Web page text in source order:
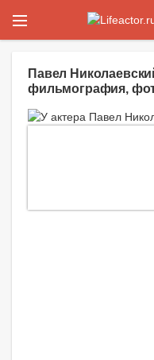
Павел
фильмография,